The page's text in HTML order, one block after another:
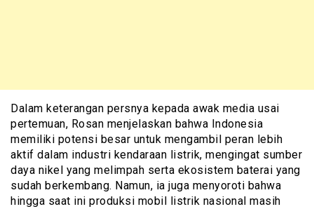
Dalam keterangan persnya kepada awak media usai
pertemuan, Rosan menjelaskan bahwa Indonesia
memiliki potensi besar untuk mengambil peran lebih
aktif dalam industri kendaraan listrik, mengingat sumber
daya nikel yang melimpah serta ekosistem baterai yang
sudah berkembang. Namun, ia juga menyoroti bahwa
hingga saat ini produksi mobil listrik nasional masih